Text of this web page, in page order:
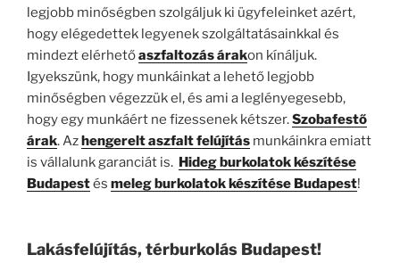
legjobb minőségben szolgáljuk ki ügyfeleinket azért,
hogy elégedettek legyenek szolgáltatásainkkal és
mindezt elérhetőaszfaltozás árakon kínáljuk.
Igyekszünk, hogy munkáinkat a lehető legjobb
minőségben végezzük el, és ami a leglényegesebb,
hogy egy munkáért ne fizessenek kétszer.Szobafestő
árak. Azhengerelt aszfalt felújítás munkáinkra emiatt
is vállalunk garanciát is. Hideg burkolatok készítése
Budapestés meleg burkolatok készítése Budapest!
Lakásfelújítás, térburkolás Budapest!